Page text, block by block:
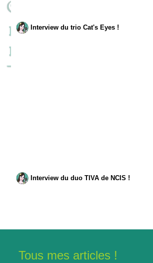
Interview du trio Cat's Eyes !
Interview du duo TIVA de NCIS !
Tous mes articles !